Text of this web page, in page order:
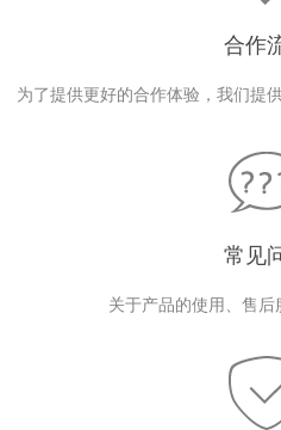
合作
为了提供更好的合作体验，我们提
常见
关于产品的使用、售